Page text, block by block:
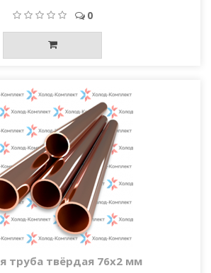
0
труба твёрдая 76х2 мм